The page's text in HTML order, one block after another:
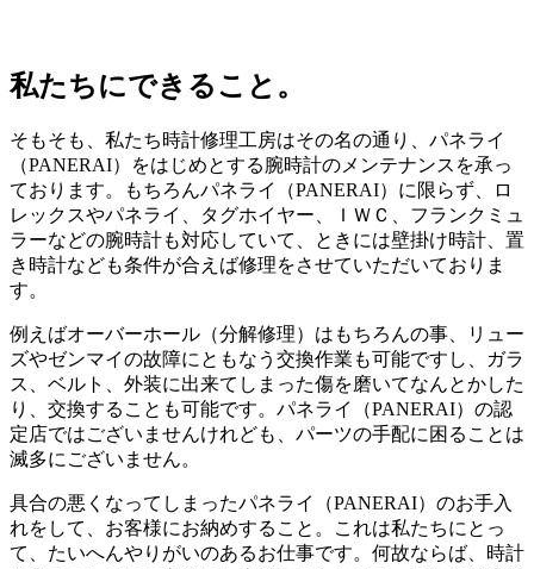
私たちにできること。
そもそも、私たち時計修理工房はその名の通り、パネライ
（PANERAI）をはじめとする腕時計のメンテナンスを承っ
ております。もちろんパネライ（PANERAI）に限らず、ロ
レックスやパネライ、タグホイヤー、ＩＷＣ、フランクミュ
ラーなどの腕時計も対応していて、ときには壁掛け時計、置
き時計なども条件が合えば修理をさせていただいておりま
す。
例えばオーバーホール（分解修理）はもちろんの事、リュー
ズやゼンマイの故障にともなう交換作業も可能ですし、ガラ
ス、ベルト、外装に出来てしまった傷を磨いてなんとかした
り、交換することも可能です。パネライ（PANERAI）の認
定店ではございませんけれども、パーツの手配に困ることは
滅多にございません。
具合の悪くなってしまったパネライ（PANERAI）のお手入
れをして、お客様にお納めすること。これは私たちにとっ
て、たいへんやりがいのあるお仕事です。何故ならば、時計